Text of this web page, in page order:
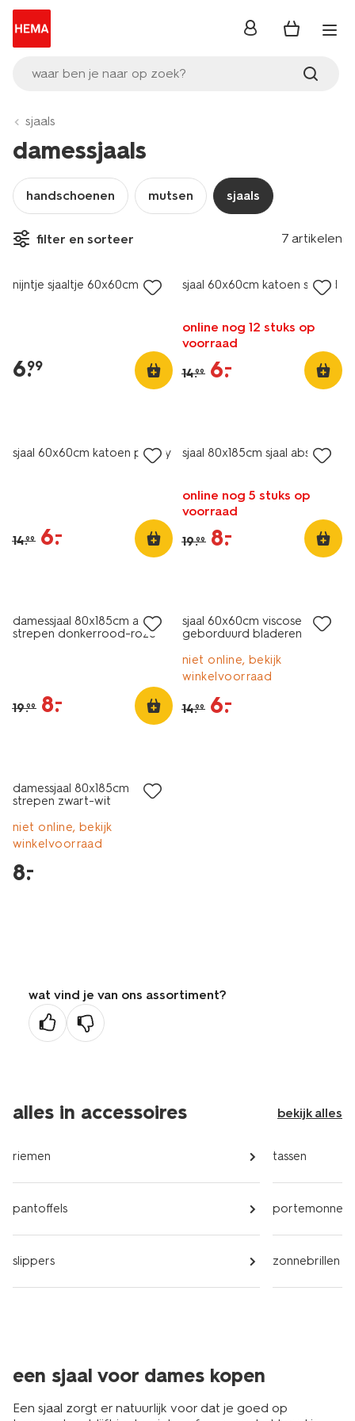
waar ben je naar op zoek?
inloggen
sjaals
damessjaals
handschoenen mutsen sjaals
filter en sorteer 7 artikelen
nieuw
nijntje sjaaltje 60x60cm
6.
99
sjaal 60x60cm katoen strand
online nog 12 stuks op
voorraad
14.99 6.
–
sjaal 60x60cm katoen paisley
14.99 6.
–
sjaal 80x185cm sjaal abstract
online nog 5 stuks op
voorraad
19.99 8.
–
damessjaal 80x185cm acryl
strepen donkerrood-roze
19.99 8.
–
sjaal 60x60cm viscose
geborduurd bladeren
niet online, bekijk
winkelvoorraad
14.99 6.
–
damessjaal 80x185cm
strepen zwart-wit
niet online, bekijk
winkelvoorraad
8.
–
wat vind je van ons assortiment?
alles in accessoires bekijk alles
riemen
pantoffels
slippers
tassen
portemonnees
zonnebrillen
een sjaal voor dames kopen
Een sjaal zorgt er natuurlijk voor dat je goed op